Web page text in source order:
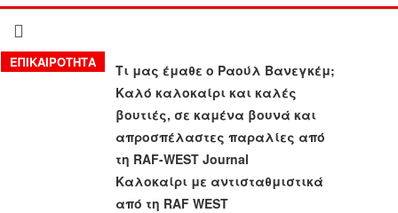
ΕΠΙΚΑΙΡΌΤΗΤΑ
Τι μας έμαθε ο Ραούλ Βανεγκέμ;
Καλό καλοκαίρι και καλές
βουτιές, σε καμένα βουνά και
απροσπέλαστες παραλίες από
τη RAF-WEST Journal
Καλοκαίρι με αντισταθμιστικά
από τη RAF WEST